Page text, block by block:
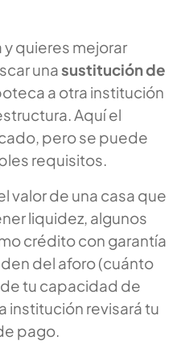
y quieres mejorar
unasustitución de
a otra institución
Aquí el
pero se puede
requisitos.
valor de una casa que
liquidez, algunos
crédito con garantía
del aforo (cuánto
tu capacidad de
institución revisará tu
pago.